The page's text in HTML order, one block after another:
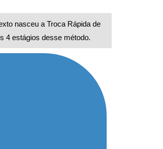
nasceu a Troca Rápida de
4 estágios desse método.